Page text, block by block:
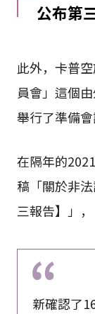
公布第
此外，卡普
員會」這個
舉行了準備會
在隔年的
稿「關於非
三報告】」，
新確認了